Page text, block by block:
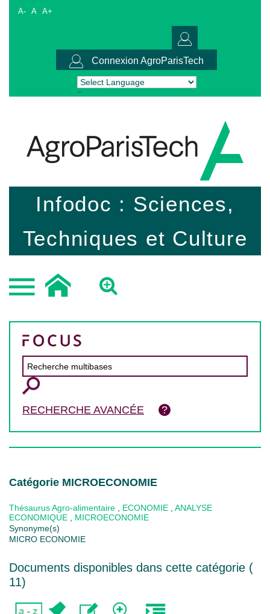
A- A A+
Connexion AgroParisTech
Powered by Translate
Infodoc : Sciences,
Techniques et Culture
RECHERCHE AVANCÉE
Catégorie MICROECONOMIE
Thésaurus Agro-alimentaire ECONOMIE
ANALYSE
ECONOMIQUE
MICROECONOMIE
Synonyme(s)
MICRO ECONOMIE
Documents disponibles dans cette catégorie (
11)